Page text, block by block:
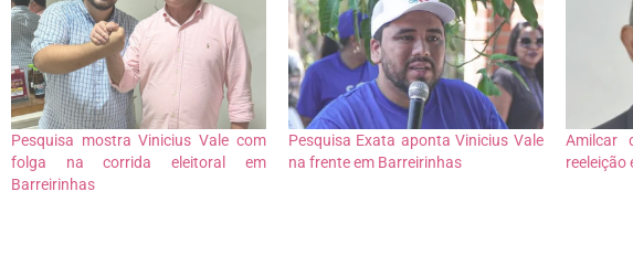
Pesquisa mostra Vinicius Vale com
folga na corrida eleitoral em
Barreirinhas
Pesquisa Exata aponta Vinicius Vale
na frente em Barreirinhas
Amilcar
reeleição